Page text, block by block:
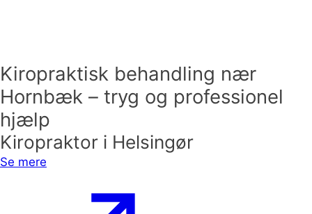
Kiropraktisk behandling nær
Hornbæk – tryg og professionel
hjælp
Kiropraktor i Helsingør
Se mere